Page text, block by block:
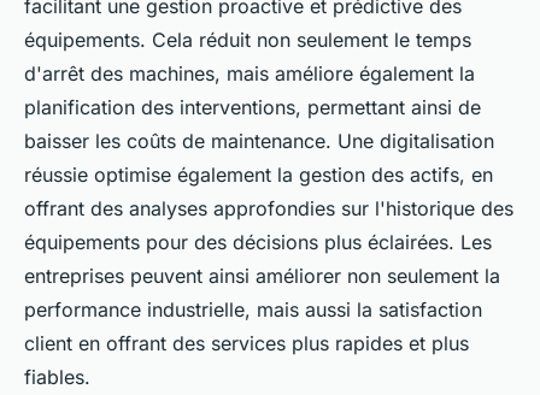
facilitant une gestion proactive et prédictive des
équipements. Cela réduit non seulement le temps
d'arrêt des machines, mais améliore également la
planification des interventions, permettant ainsi de
baisser les coûts de maintenance. Une digitalisation
réussie optimise également la gestion des actifs, en
offrant des analyses approfondies sur l'historique des
équipements pour des décisions plus éclairées. Les
entreprises peuvent ainsi améliorer non seulement la
performance industrielle, mais aussi la satisfaction
client en offrant des services plus rapides et plus
fiables.